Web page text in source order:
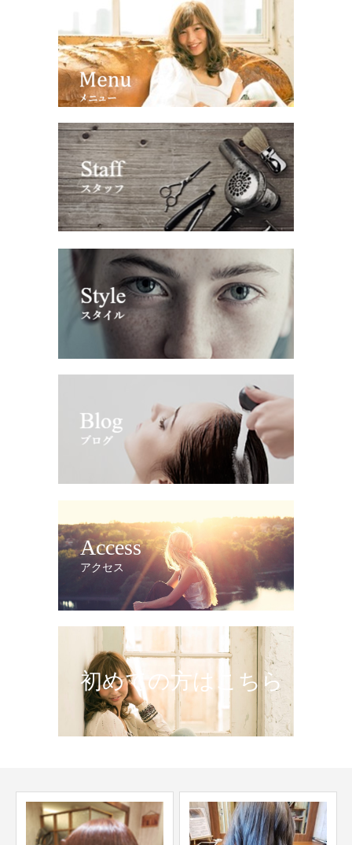
Access
アクセス
初めての方はこちら